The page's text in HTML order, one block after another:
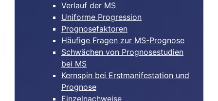
Verlauf der MS
Uniforme Progression
Prognosefaktoren
Häufige Fragen zur MS-Prognose
Schwächen von Prognosestudien
bei MS
Kernspin bei Erstmanifestation und
Prognose
Einzelnachweise